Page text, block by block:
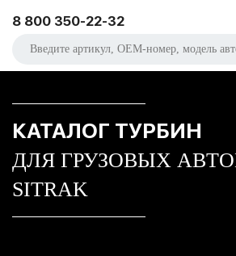
8 800 350-22-32
Главная Каталог турбин
грузовиков
Sitrak
КАТАЛОГ ТУРБИН
ДЛЯ ГРУЗОВЫХ
SITRAK